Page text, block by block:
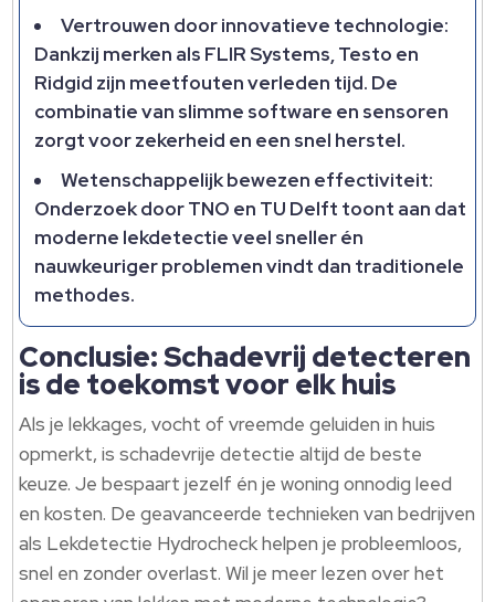
Vertrouwen door innovatieve technologie:
Dankzij merken als FLIR Systems, Testo en
Ridgid zijn meetfouten verleden tijd. De
combinatie van slimme software en sensoren
zorgt voor zekerheid en een snel herstel.
Wetenschappelijk bewezen effectiviteit:
Onderzoek door TNO en TU Delft toont aan dat
moderne lekdetectie veel sneller én
nauwkeuriger problemen vindt dan traditionele
methodes.
Conclusie: Schadevrij detecteren
is de toekomst voor elk huis
Als je lekkages, vocht of vreemde geluiden in huis
opmerkt, is schadevrije detectie altijd de beste
keuze. Je bespaart jezelf én je woning onnodig leed
en kosten. De geavanceerde technieken van bedrijven
als Lekdetectie Hydrocheck helpen je probleemloos,
snel en zonder overlast. Wil je meer lezen over het